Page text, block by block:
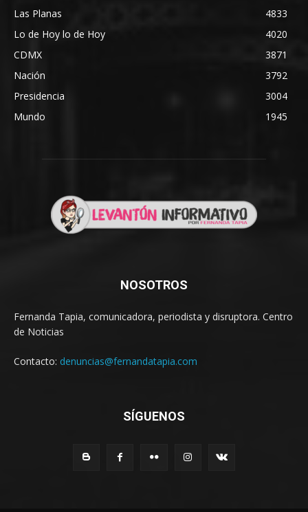
Las Planas
4833
Lo de Hoy lo de Hoy
4020
CDMX
3871
Nación
3792
Presidencia
3004
Mundo
1945
NOSOTROS
Fernanda Tapia, comunicadora, periodista y disruptora. Centro
de Noticias
Contacto: denuncias@fernandatapia.com
SÍGUENOS